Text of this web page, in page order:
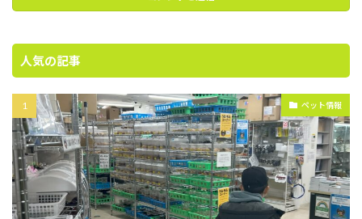
人気の記事
ペット情報